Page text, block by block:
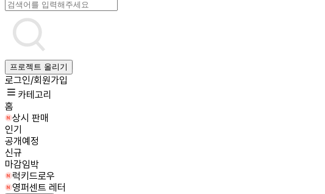
프로젝트 올리기
로그인/회원가입
카테고리
홈
상시 판매
인기
공개예정
신규
마감임박
럭키드로우
영퍼센트 레터